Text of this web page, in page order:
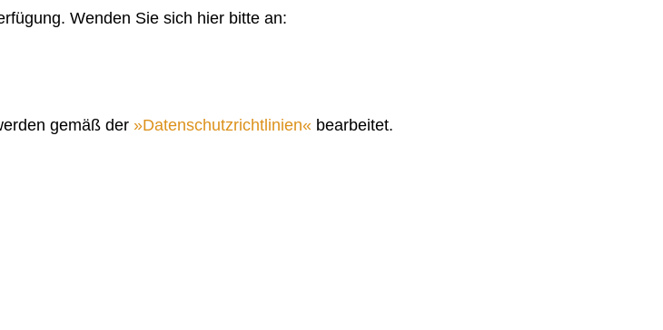
Wenden Sie sich hier bitte an:
gemäß der Datenschutzrichtlinien bearbeitet.